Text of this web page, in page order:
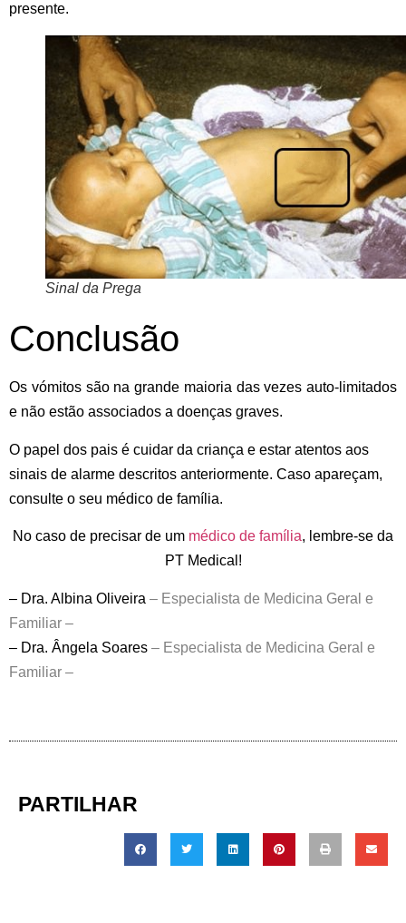
presente.
Sinal da Prega
Conclusão
Os vómitos são na grande maioria das vezes auto-limitados
e não estão associados a doenças graves.
O papel dos pais é cuidar da criança e estar atentos aos
sinais de alarme descritos anteriormente. Caso apareçam,
consulte o seu médico de família.
No caso de precisar de um médico de família, lembre-se da
PT Medical!
– Dra. Albina Oliveira – Especialista de Medicina Geral e
Familiar –
– Dra. Ângela Soares – Especialista de Medicina Geral e
Familiar –
PARTILHAR